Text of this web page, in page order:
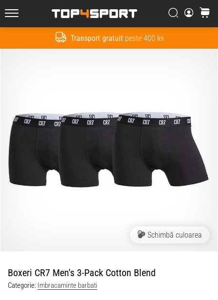
Transport gratuitpeste 400 lei
Top4Sport.ro Căutare
Cos
Schimbă culoarea
Boxeri CR7 Men's 3-Pack Cotton Blend
Categorie: Imbracaminte barbati